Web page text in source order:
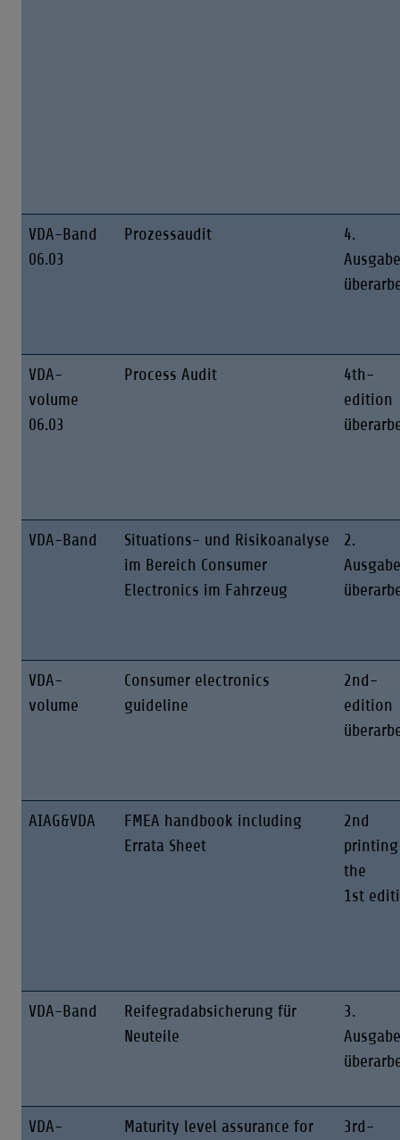
VDA-Band
06.03
Prozessaudit
4.
Ausgabe
VDA-
volume
06.03
Process Audit
4th-
edition
VDA-Band
Situations- und Risikoanalyse
im Bereich Consumer
Electronics im Fahrzeug
2.
Ausgabe
VDA-
volume
Consumer electronics
guideline
2nd-
edition
AIAG&VDA
FMEA handbook including
Errata Sheet
2nd
the
1st
VDA-Band
Reifegradabsicherung für
Neuteile
3.
Ausgabe
VDA-
Maturity level assurance for
3rd-